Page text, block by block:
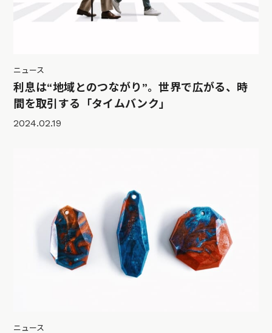
ニュース
利息は“地域とのつながり”。世界で広がる、時
間を取引する「タイムバンク」
2024.02.19
ニュース